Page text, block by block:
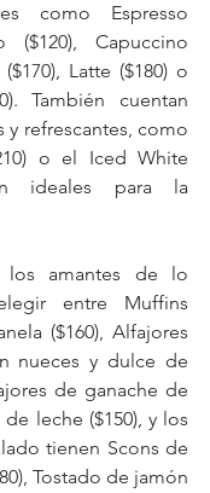
como Espresso
($120), Capuccino
Latte ($180) o
También cuentan
refrescantes, como
o el Iced White
ideales para la
los amantes de lo
entre Muffins
($160), Alfajores
nueces y dulce de
de ganache de
leche ($150), y los
tienen Scons de
Tostado de jamón